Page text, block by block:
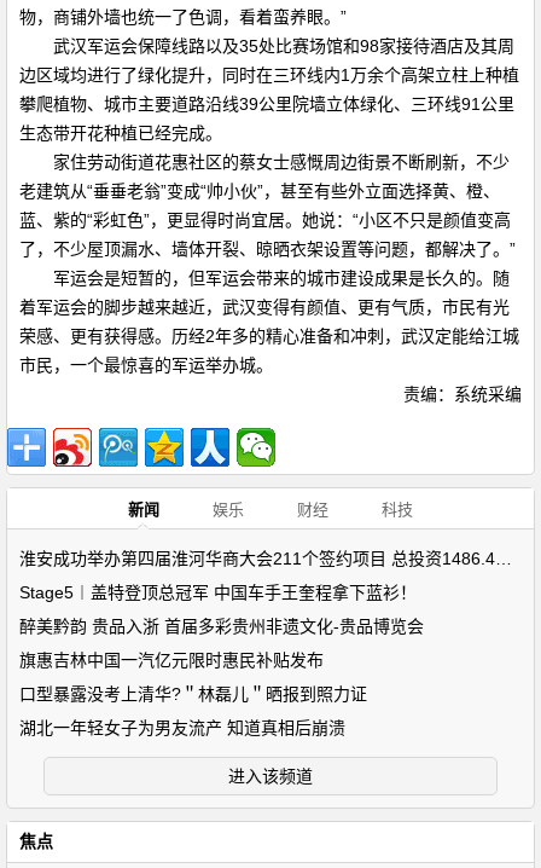
物，商铺外墙也统一了色调，看着蛮养眼。”
武汉军运会保障线路以及35处比赛场馆和98家接待酒店及其周
边区域均进行了绿化提升，同时在三环线内1万余个高架立柱上种植
攀爬植物、城市主要道路沿线39公里院墙立体绿化、三环线91公里
生态带开花种植已经完成。
家住劳动街道花惠社区的蔡女士感慨周边街景不断刷新，不少
老建筑从“垂垂老翁”变成“帅小伙”，甚至有些外立面选择黄、橙、
蓝、紫的“彩虹色”，更显得时尚宜居。她说：“小区不只是颜值变高
了，不少屋顶漏水、墙体开裂、晾晒衣架设置等问题，都解决了。”
军运会是短暂的，但军运会带来的城市建设成果是长久的。随
着军运会的脚步越来越近，武汉变得有颜值、更有气质，市民有光
荣感、更有获得感。历经2年多的精心准备和冲刺，武汉定能给江城
市民，一个最惊喜的军运举办城。
责编：系统采编
新闻 娱乐 财经 科技
淮安成功举办第四届淮河华商大会211个签约项目 总投资1486.4亿元
Stage5︱盖特登顶总冠军 中国车手王奎程拿下蓝衫！
醉美黔韵 贵品入浙 首届多彩贵州非遗文化-贵品博览会
旗惠吉林中国一汽亿元限时惠民补贴发布
口型暴露没考上清华?＂林磊儿＂晒报到照力证
湖北一年轻女子为男友流产 知道真相后崩溃
进入该频道
焦点